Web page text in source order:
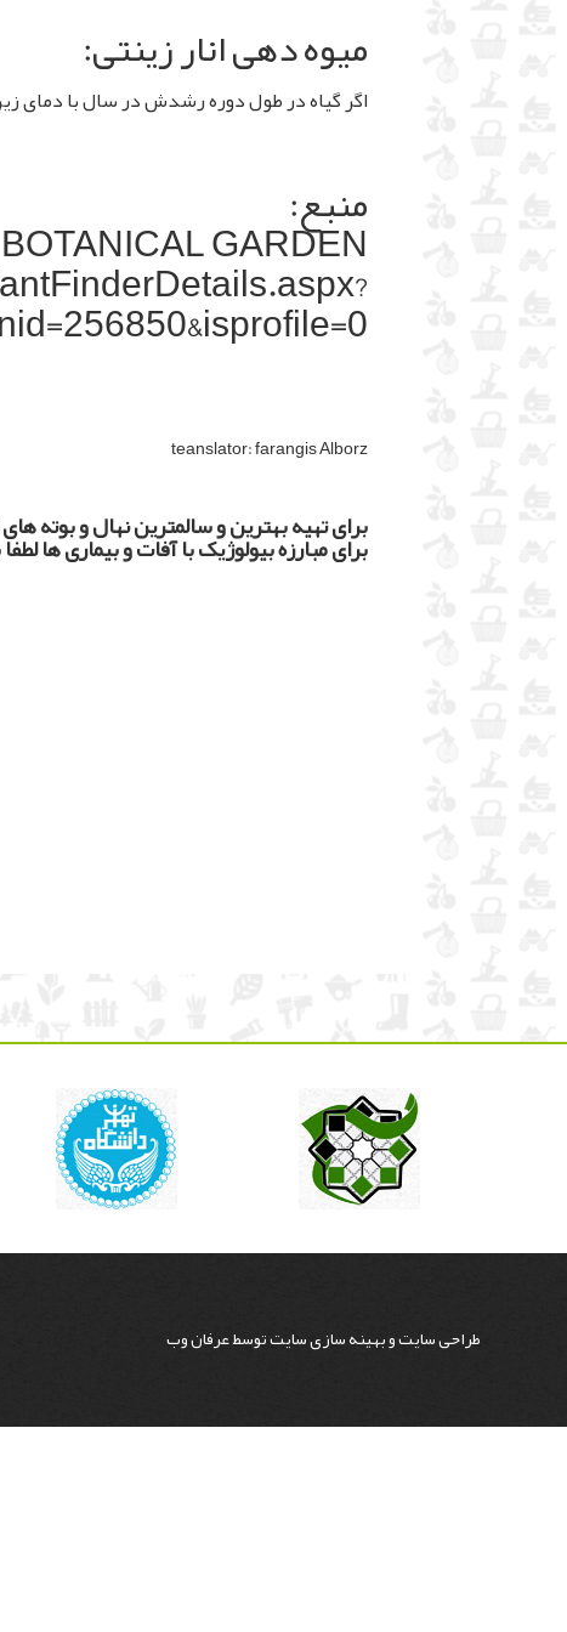
میوه دهی انار زینتی:
اگر گیاه در طول دوره رشدش در سال با دمای زیر ۴ درجه قرار نگیرد می تواند میوه های مینیاتوری زیبایی تولید
منبع:
GARDEN
teanslator: farangis Alborz
برای تهیه بهترین و سالمترین نهال و بوته
برای مبارزه بیولوژیک با آفات و بیماری ها
طراحی سایتوبهینه سازی سایتتوسطعرفان وب